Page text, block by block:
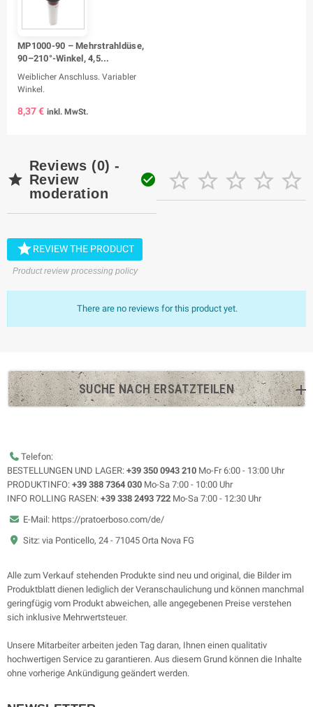
MP1000-90 – Mehrstrahldüse,
90–210°-Winkel, 4,5...
Weiblicher Anschluss. Variabler
Winkel.
8,37 € inkl. MwSt.

Reviews (0) -
Review
moderation
     
REVIEW THE PRODUCT
Product review processing policy
There are no reviews for this product yet.
SUCHE NACH ERSATZTEILEN
Telefon:
BESTELLUNGEN UND LAGER: +39 350 0943 210 Mo-Fr 6:00 - 13:00 Uhr
PRODUKTINFO: +39 388 7364 030 Mo-Sa 7:00 - 10:00 Uhr
INFO ROLLING RASEN: +39 338 2493 722 Mo-Sa 7:00 - 12:30 Uhr
E-Mail: https://pratoerboso.com/de/
Sitz: via Ponticello, 24 - 71045 Orta Nova FG
Alle zum Verkauf stehenden Produkte sind neu und original, die Bilder im
Produktblatt dienen lediglich der Veranschaulichung und können manchmal
geringfügig vom Produkt abweichen, alle angegebenen Preise verstehen
sich inklusive Mehrwertsteuer.
Unsere Mitarbeiter arbeiten jeden Tag daran, Ihnen einen qualitativ
hochwertigen Service zu garantieren. Aus diesem Grund können die Inhalte
ohne vorherige Ankündigung geändert werden.